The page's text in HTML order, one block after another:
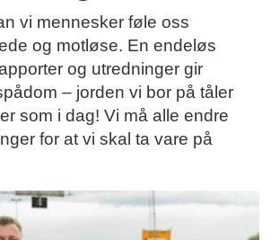
vi mennesker føle oss
og motløse. En endeløs
og utredninger gir
– jorden vi bor på tåler
som i dag! Vi må alle endre
for at vi skal ta vare på